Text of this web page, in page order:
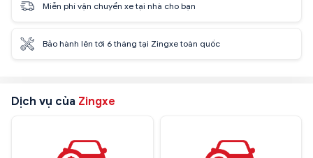
Miễn phí vận chuyển xe tại nhà cho bạn
Bảo hành lên tới 6 tháng tại Zingxe toàn quốc
Dịch vụ của Zingxe